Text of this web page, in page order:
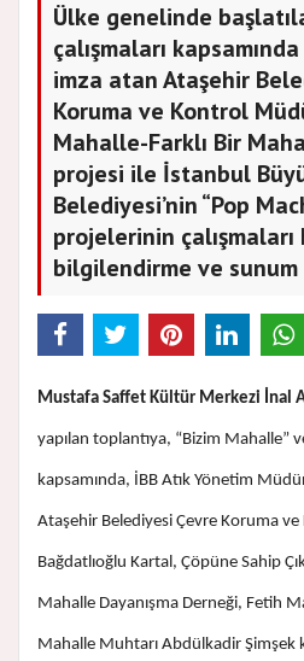
Ülke genelinde
çalışmaları
imza atan Ataşehir
Koruma ve Kontrol
Mahalle-Farklı Bir
projesi ile İstanbul
Belediyesi’nin “Pop
projelerinin çalışmaları
bilgilendirme ve sunum
Mustafa Saffet Kültür Merkezi İnal
yapılan toplantıya, “Bizim Mahalle”
kapsamında, İBB Atık Yönetim
Ataşehir Belediyesi Çevre Koruma
Bağdatlıoğlu Kartal, Çöpüne Sahip
Mahalle Dayanışma Derneği, Fetih
Mahalle Muhtarı Abdülkadir Şimşek